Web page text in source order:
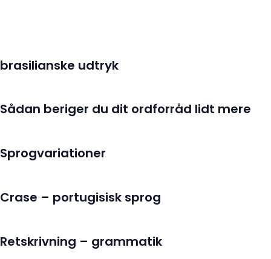
brasilianske udtryk
Sådan beriger du dit ordforråd lidt mere
Sprogvariationer
Crase – portugisisk sprog
Retskrivning – grammatik